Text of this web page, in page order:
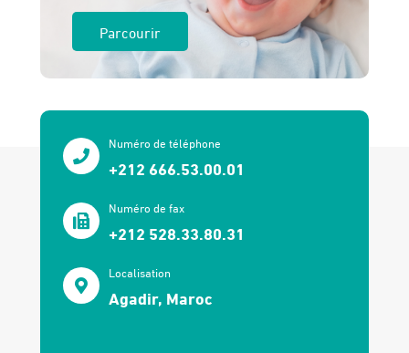
Parcourir
Numéro de téléphone
+212 666.53.00.01
Numéro de fax
+212 528.33.80.31
Localisation
Agadir, Maroc